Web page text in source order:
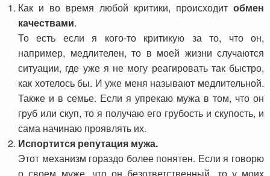
Как и во время любой критики, происходит обмен
качествами.
То есть если я кого-то критикую за то, что он,
например, медлителен, то в моей жизни случаются
ситуации, где уже я не могу реагировать так быстро,
как хотелось бы. И уже меня называют медлительной.
Также и в семье. Если я упрекаю мужа в том, что он
груб или скуп, то я получаю его грубость и скупость, и
сама начинаю проявлять их.
Испортится репутация мужа.
Этот механизм гораздо более понятен. Если я говорю